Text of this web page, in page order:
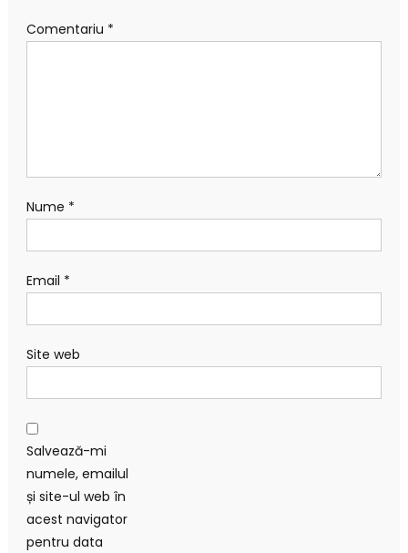
Comentariu *
Nume *
Email *
Site web
Salvează-mi
numele, emailul
și site-ul web în
acest navigator
pentru data